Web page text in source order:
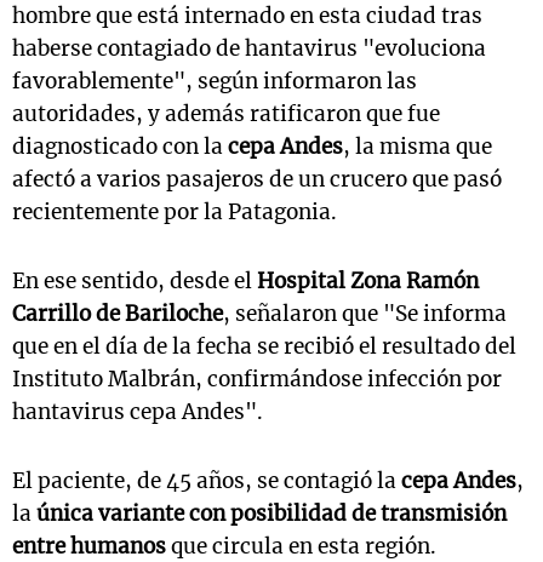
hombre que está internado en esta ciudad tras
haberse contagiado de hantavirus "evoluciona
favorablemente", según informaron las
autoridades, y además ratificaron que fue
diagnosticado con lacepa Andes, la misma que
afectó a varios pasajeros de un crucero que pasó
recientemente por la Patagonia.
En ese sentido, desde elHospital Zona Ramón
Carrillo de Bariloche, señalaron que "Se informa
que en el día de la fecha se recibió el resultado del
Instituto Malbrán, confirmándose infección por
hantavirus cepa Andes".
El paciente, de 45 años, se contagió lacepa Andes,
laúnica variante con posibilidad de transmisión
entre humanosque circula en esta región.